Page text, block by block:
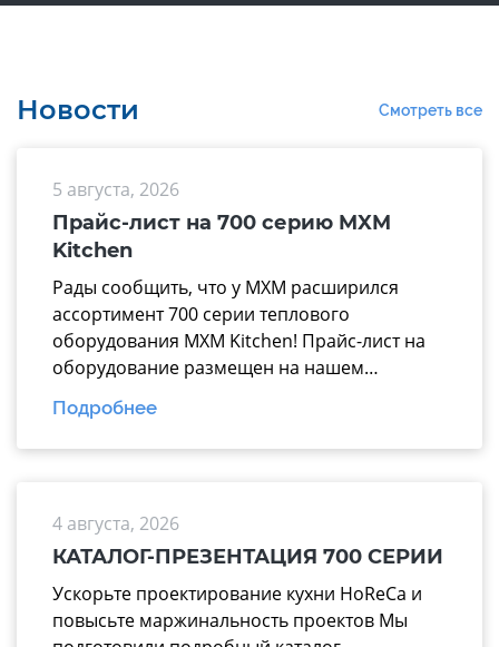
Новости Смотреть все
5 августа, 2026
Прайс-лист на 700 серию MXM
Kitchen
Рады сообщить, что у МХМ расширился
ассортимент 700 серии теплового
оборудования MXM Kitchen! Прайс-лист на
оборудование размещен на нашем
официальном сайте mariholod.com в
разделе «Прайс-лист». Дополнительную
информацию вы можете получить у
сотрудничество.
Подробнее
4 августа, 2026
КАТАЛОГ-ПРЕЗЕНТАЦИЯ 700 СЕРИИ
Ускорьте проектирование кухни HoReCa и
повысьте маржинальность проектов Мы